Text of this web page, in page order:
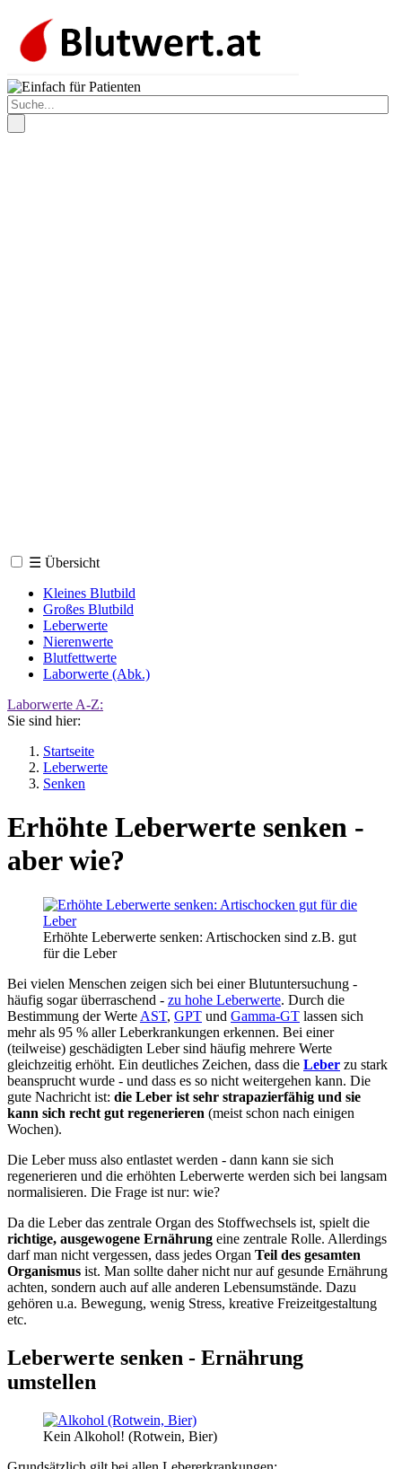
☰ Übersicht
Kleines Blutbild
Großes Blutbild
Leberwerte
Nierenwerte
Blutfettwerte
Laborwerte (Abk.)
Laborwerte A-Z:
Sie sind hier:
Startseite
Leberwerte
Senken
Erhöhte Leberwerte senken -
aber wie?
Erhöhte Leberwerte senken: Artischocken sind z.B. gut
für die Leber
Bei vielen Menschen zeigen sich bei einer Blutuntersuchung -
häufig sogar überraschend - zu hohe Leberwerte. Durch die
Bestimmung der Werte AST, GPT und Gamma-GT lassen sich
mehr als 95 % aller Leberkrankungen erkennen. Bei einer
(teilweise) geschädigten Leber sind häufig mehrere Werte
gleichzeitig erhöht. Ein deutliches Zeichen, dass die Leber zu stark
beansprucht wurde - und dass es so nicht weitergehen kann. Die
gute Nachricht ist: die Leber ist sehr strapazierfähig und sie
kann sich recht gut regenerieren (meist schon nach einigen
Wochen).
Die Leber muss also entlastet werden - dann kann sie sich
regenerieren und die erhöhten Leberwerte werden sich bei langsam
normalisieren. Die Frage ist nur: wie?
Da die Leber das zentrale Organ des Stoffwechsels ist, spielt die
richtige, ausgewogene Ernährung eine zentrale Rolle. Allerdings
darf man nicht vergessen, dass jedes Organ Teil des gesamten
Organismus ist. Man sollte daher nicht nur auf gesunde Ernährung
achten, sondern auch auf alle anderen Lebensumstände. Dazu
gehören u.a. Bewegung, wenig Stress, kreative Freizeitgestaltung
etc.
Leberwerte senken - Ernährung
umstellen
Kein Alkohol! (Rotwein, Bier)